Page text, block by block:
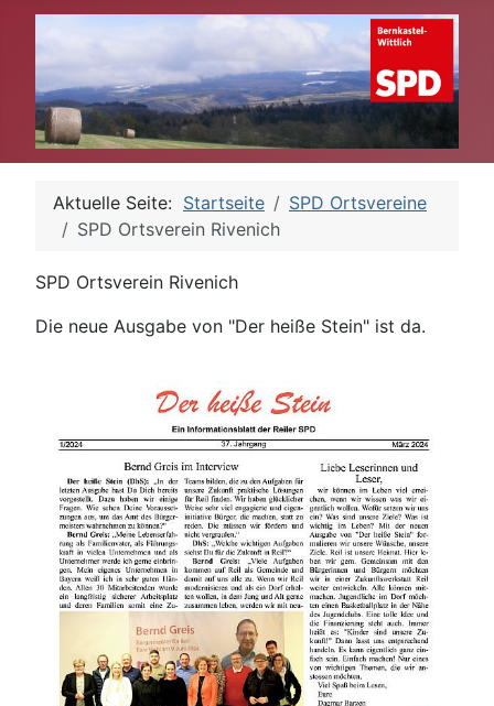
Aktuelle Seite: Startseite
SPD Ortsvereine
SPD Ortsverein Rivenich
SPD Ortsverein Rivenich
Die neue Ausgabe von "Der heiße Stein" ist da.